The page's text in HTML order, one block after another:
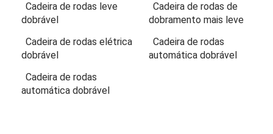
Cadeira de rodas leve
dobrável
Cadeira de rodas de
dobramento mais leve
Cadeira de rodas elétrica
dobrável
Cadeira de rodas
automática dobrável
Cadeira de rodas
automática dobrável